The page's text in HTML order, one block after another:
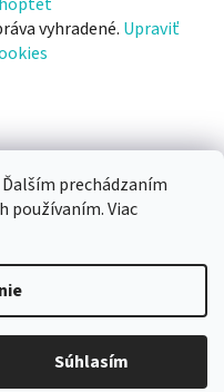
prechádzaním
používaním. Viac
Súhlasím
vyhradené. Upraviť